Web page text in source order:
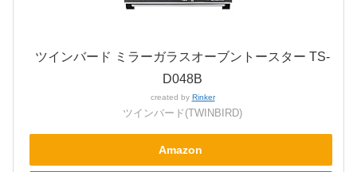
ツインバード ミラーガラスオーブントースター TS-
D048B
created by Rinker
ツインバード(TWINBIRD)
Amazon